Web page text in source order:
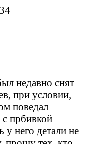
недавно снят
при условии,
поведал
прбивкой
у него детали не